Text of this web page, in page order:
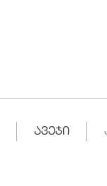
ᲐᲕᲔᲯᲘ